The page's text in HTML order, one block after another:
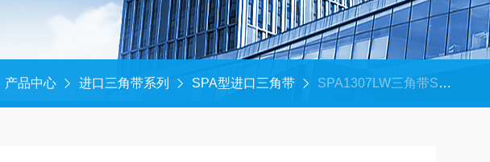
产品中心 进口三角带系列 SPA型进口三角带 SPA1307LW三角带SPA1320LW皮带SPA1332LW